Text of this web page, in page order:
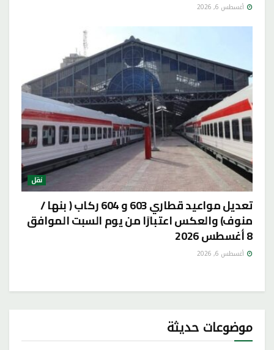
أغسطس 6, 2026
نقل
تعديل مواعيد قطاري 603 و 604 ركاب ( بنها /
منوف) والعكس اعتبارًا من يوم السبت الموافق
8 أغسطس 2026
أغسطس 6, 2026
موضوعات حديثة